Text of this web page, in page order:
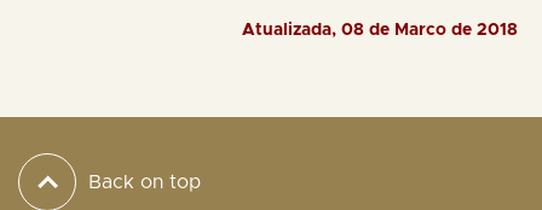
Atualizada, 08 de Marco de 2018
Back on top